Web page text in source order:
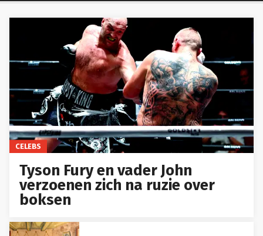
CELEBS
Tyson Fury en vader John
verzoenen zich na ruzie over
boksen